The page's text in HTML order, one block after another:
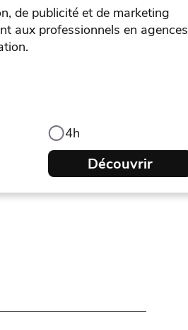
de publicité et de marketing
aux professionnels en agences
4h
Découvrir